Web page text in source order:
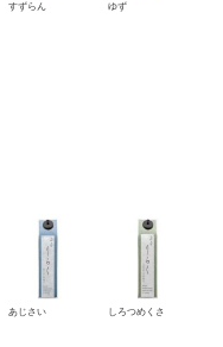
すずらん ゆず
あじさい しろつめくさ